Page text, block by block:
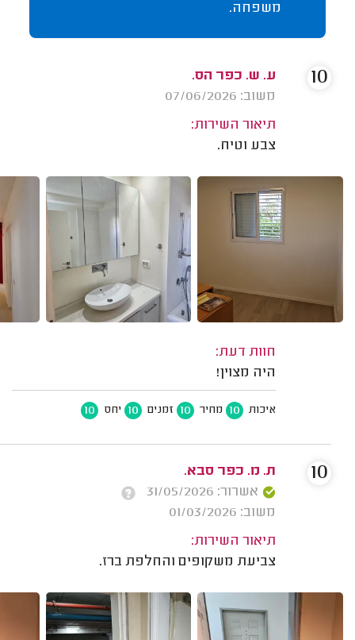
משפחה.
ע. ש. כפר הס.
משוב: 07/06/2026
תיאור השירות:
צבע וטיח.
חוות דעת:
היה מצוין!
איכות 10 מחיר 10 זמנים 10 יחס 10
10
ת. מ. כפר סבא.
אשרור: 31/05/2026
משוב: 01/03/2026
תיאור השירות:
צביעת משקופים והחלפת ברז.
10